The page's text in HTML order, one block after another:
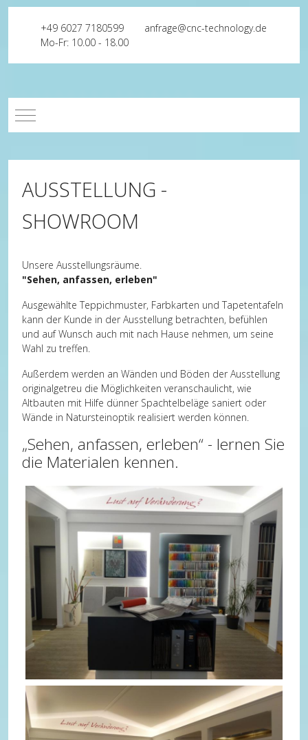
+49 6027 7180599
anfrage@cnc-technology.de
Mo-Fr: 10.00 - 18.00
Mobile Menu Toggle
AUSSTELLUNG -
SHOWROOM
Unsere Ausstellungsräume.
"Sehen, anfassen, erleben"
Ausgewählte Teppichmuster, Farbkarten und Tapetentafeln
kann der Kunde in der Ausstellung betrachten, befühlen
und auf Wunsch auch mit nach Hause nehmen, um seine
Wahl zu treffen.
Außerdem werden an Wänden und Böden der Ausstellung
originalgetreu die Möglichkeiten veranschaulicht, wie
Altbauten mit Hilfe dünner Spachtelbeläge saniert oder
Wände in Natursteinoptik realisiert werden können.
„Sehen, anfassen, erleben“ - lernen Sie
die Materialen kennen.